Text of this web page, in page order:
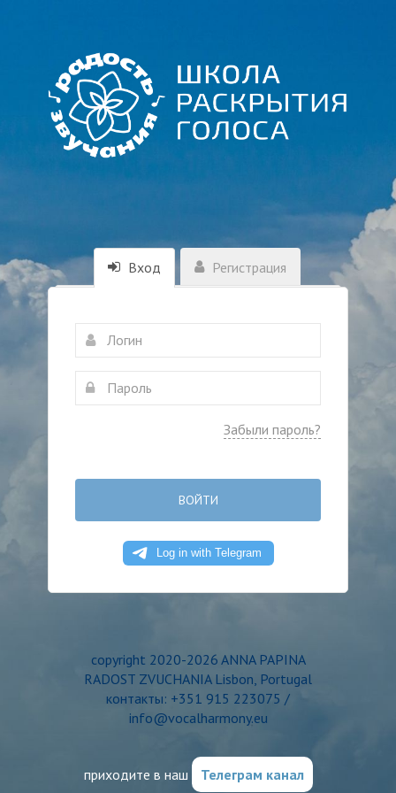
Вход Регистрация
Забыли пароль?
ВОЙТИ
copyright 2020-2026 ANNA PAPINA
RADOST ZVUCHANIA Lisbon, Portugal
контакты: +351 915 223075 /
info@vocalharmony.eu
приходите в наш Телеграм канал